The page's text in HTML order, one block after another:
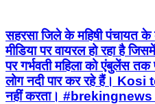
सहरसा जिले के महिषी पंचायत के
मीडिया पर वायरल हो रहा है
पर गर्भवती महिला को एंबुलेंस
लोग नदी पार कर रहे हैं। Kosi
नहीं करता।